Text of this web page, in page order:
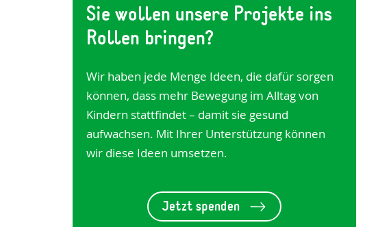
Sie wollen unsere Projekte ins
Rollen bringen?
Wir haben jede Menge Ideen, die dafür sorgen
können, dass mehr Bewegung im Alltag von
Kindern stattfindet – damit sie gesund
aufwachsen. Mit Ihrer Unterstützung können
wir diese Ideen umsetzen.
Jetzt spenden